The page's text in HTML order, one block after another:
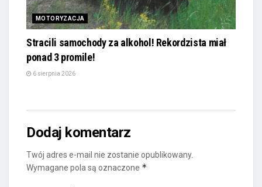
MOTORYZACJA
Stracili samochody za alkohol! Rekordzista miał
ponad 3 promile!
6 sierpnia 2026
Dodaj komentarz
Twój adres e-mail nie zostanie opublikowany.
Wymagane pola są oznaczone *